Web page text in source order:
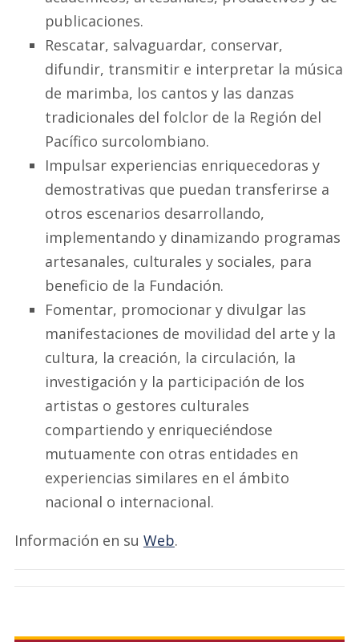
publicaciones.
Rescatar, salvaguardar, conservar,
difundir, transmitir e interpretar la música
de marimba, los cantos y las danzas
tradicionales del folclor de la Región del
Pacífico surcolombiano.
Impulsar experiencias enriquecedoras y
demostrativas que puedan transferirse a
otros escenarios desarrollando,
implementando y dinamizando programas
artesanales, culturales y sociales, para
beneficio de la Fundación.
Fomentar, promocionar y divulgar las
manifestaciones de movilidad del arte y la
cultura, la creación, la circulación, la
investigación y la participación de los
artistas o gestores culturales
compartiendo y enriqueciéndose
mutuamente con otras entidades en
experiencias similares en el ámbito
nacional o internacional.
Información en su Web.